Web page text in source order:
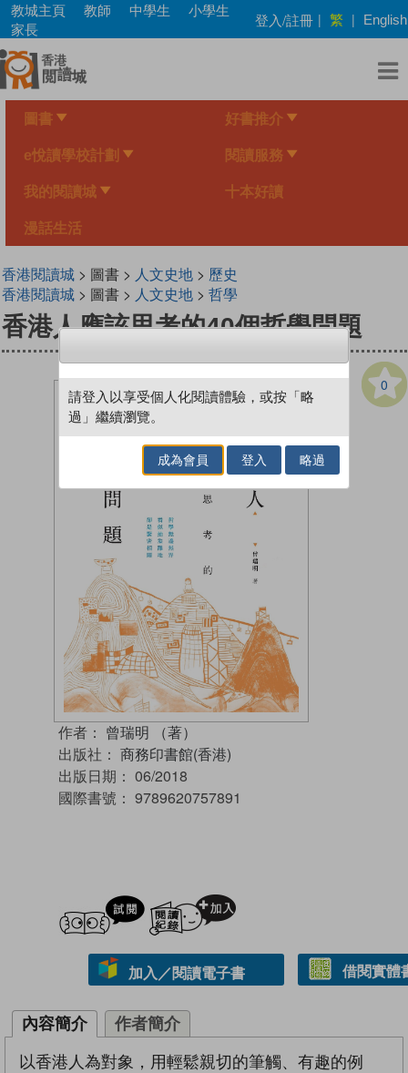
Skip
main
content
教城主頁 教師 中學生
小學生
家長
登入/註冊 | 繁 | English
圖書 好書推介
e悅讀學校計劃 閱讀服務
我的閱讀城 十本好讀
漫話生活
香港閱讀城> 圖書 > 人文史地> 歷史
香港閱讀城> 圖書 > 人文史地> 哲學
香港人應該思考的40個哲學問題
0
作者： 曾瑞明 （著）
出版社： 商務印書館(香港)
出版日期： 06/2018
國際書號： 9789620757891
試閲
加入／閱讀電子書 借閱實體
內容簡介 作者簡介
以香港人為對象，用輕鬆親切的筆觸、有趣的例
請登入以享受個人化閱讀體驗，或按「略
過」繼續瀏覽。
成為會員 登入 略過